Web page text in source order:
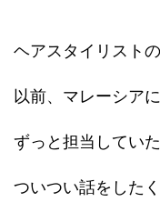
ヘアスタイリスト
以前、マレーシア
ずっと担当してい
ついつい話をした